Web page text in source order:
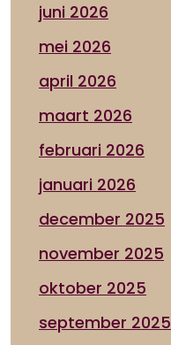
juni 2026
mei 2026
april 2026
maart 2026
februari 2026
januari 2026
december 2025
november 2025
oktober 2025
september 2025